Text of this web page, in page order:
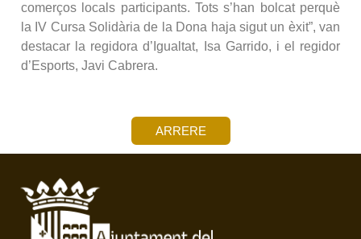
comerços locals participants. Tots s’han bolcat perquè
la IV Cursa Solidària de la Dona haja sigut un èxit”, van
destacar la regidora d’Igualtat, Isa Garrido, i el regidor
d’Esports, Javi Cabrera.
ARRERE